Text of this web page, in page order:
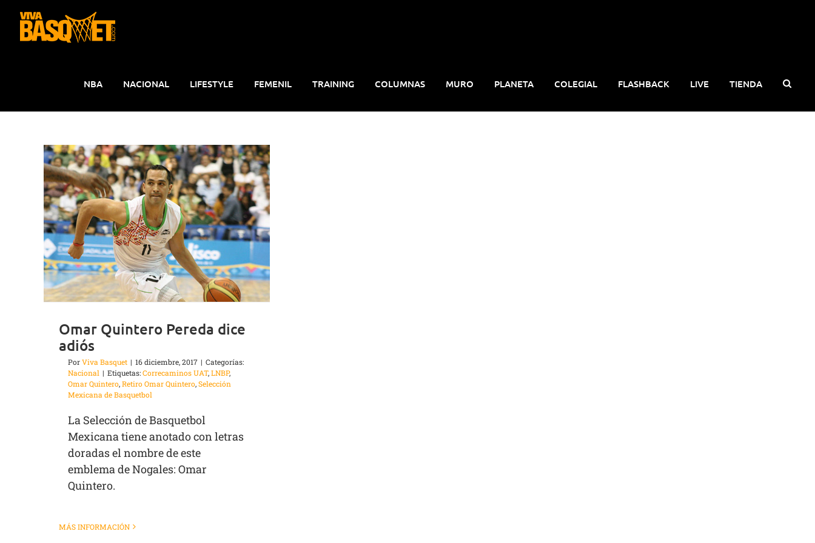
contenido
NBA NACIONAL LIFESTYLE FEMENIL TRAINING COLUMNAS MURO PLANETA COLEGIAL FLASHBACK LIVE TIENDA
Omar Quintero Pereda dice
adiós
PorViva Basquet | 16 diciembre, 2017 | Categorías:
Nacional | Etiquetas:Correcaminos UAT,LNBP,
Omar Quintero,Retiro Omar Quintero,Selección
Mexicana de Basquetbol
La Selección de Basquetbol
Mexicana tiene anotado con letras
doradas el nombre de este
emblema de Nogales: Omar
Quintero.
MÁS INFORMACIÓN